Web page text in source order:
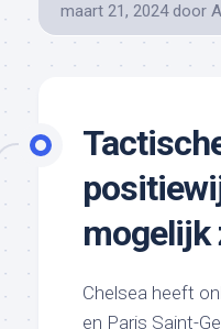
maart 21, 2024 door
mogelijk
Chelsea heeft
en Paris Saint-